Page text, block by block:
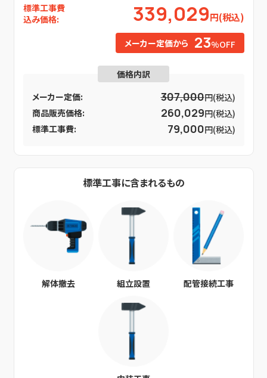
標準工事費
込み価格:
339,029円(税込)
メーカー定価から 23%OFF
価格内訳
メーカー定価:
307,000円(税込)
商品販売価格:
260,029円(税込)
標準工事費:
79,000円(税込)
標準工事に含まれるもの
解体撤去 組立設置 配管接続工事